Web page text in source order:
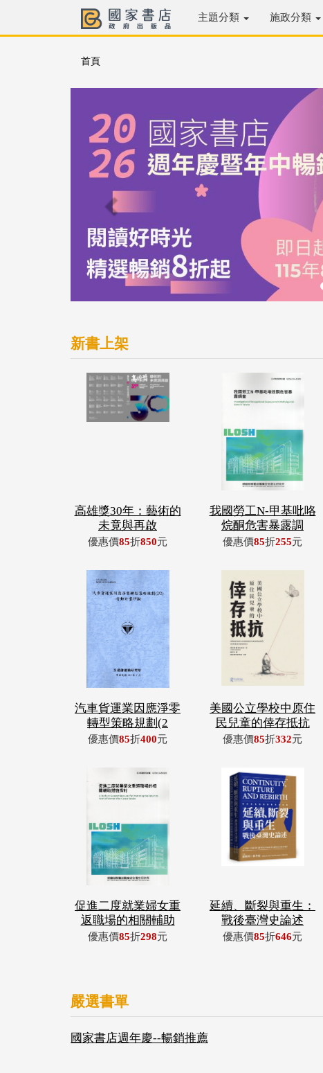
主題分類 施政分類
首頁
新書上架
高雄獎30年：藝術的
未竟與再啟
優惠價85折850元
我國勞工N-甲基吡咯
烷酮危害暴露調
優惠價85折255元
汽車貨運業因應淨零
轉型策略規劃(2
優惠價85折400元
美國公立學校中原住
民兒童的倖存抵抗
優惠價85折332元
促進二度就業婦女重
返職場的相關輔助
優惠價85折298元
延續、斷裂與重生：
戰後臺灣史論述
優惠價85折646元
嚴選書單
國家書店週年慶--暢銷推薦